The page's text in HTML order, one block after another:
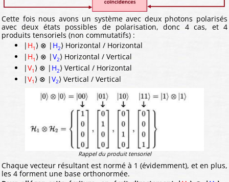
Cette fois nous avons un système avec deux photons polarisés
avec deux états possibles de polarisation, donc 4 cas, et 4
produits tensoriels (non commutatifs) :
| H1 ⟩ ⊗ | H2⟩ Horizontal / Horizontal
| H1 ⟩ ⊗ |V2⟩ Horizontal / Vertical
|V1 ⟩ ⊗ | H2⟩ Vertical / Horizontal
|V1 ⟩ ⊗ |V2⟩ Vertical / Vertical
Rappel du produit tensoriel
Chaque vecteur résultant est normé à 1 (évidemment), et en plus,
les 4 forment une base orthonormée.